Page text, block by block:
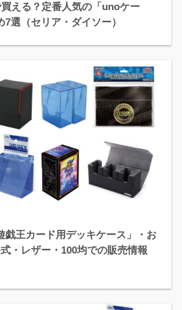
える？定番人気の「unoケー
7選（セリア・ダイソー）
戯王カード用デッキケース」・お
・レザー・100均での販売情報